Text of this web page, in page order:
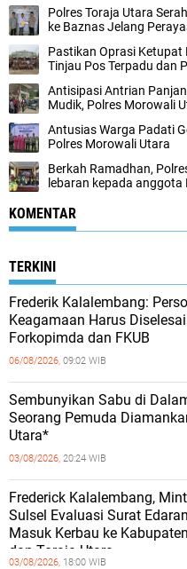
Polres Toraja Utara
ke Baznas Jelang
Pastikan Oprasi Ketupat
Tinjau Pos Terpadu dan
Antisipasi Antrian
Mudik, Polres Morowali
Antusias Warga Padati
Polres Morowali Utara
Berkah Ramadhan,
lebaran kepada
KOMENTAR
TERKINI
Frederik Kalalembang:
Keagamaan Harus
Forkopimda dan FKUB
06/08/2026, 09:02 WIB
Sembunyikan Sabu di
Seorang Pemuda
Utara*
03/08/2026, 20:24 WIB
Frederick Kalalembang,
Sulsel Evaluasi Surat
Masuk Kerbau ke
dan Toraja Utara
03/08/2026, 18:00 WIB